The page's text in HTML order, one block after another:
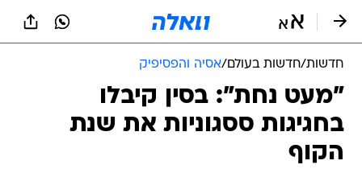
חדשות/חדשות בעולם/אסיה והפסיפיק
"מעט נחת": בסין קיבלו
בחגיגות ססגוניות את שנת
הקוף